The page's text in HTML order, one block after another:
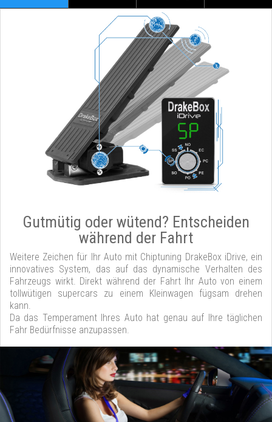
Gutmütig oder wütend? Entscheiden
während der Fahrt
Weitere Zeichen für Ihr Auto mit Chiptuning DrakeBox iDrive, ein
innovatives System, das auf das dynamische Verhalten des
Fahrzeugs wirkt. Direkt während der Fahrt Ihr Auto von einem
tollwütigen supercars zu einem Kleinwagen fügsam drehen
kann.
Da das Temperament Ihres Auto hat genau auf Ihre täglichen
Fahr Bedürfnisse anzupassen.